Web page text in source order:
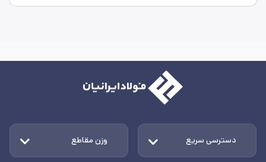
دسترسی سریع وزن مقاطع